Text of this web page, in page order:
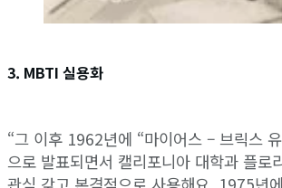
3. MBTI 실용화
“그 이후 1962년에 “마이어스 – 브릭스
으로 발표되면서 캘리포니아 대학과 플로